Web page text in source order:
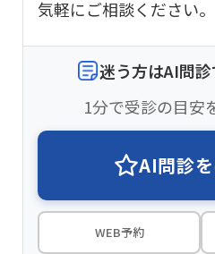
気軽にご相談ください。
迷う方はAI問
1分で受診の目安
AI問診
WEB予約